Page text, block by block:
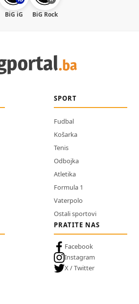
BiG iG BiG Rock
SPORT
Fudbal
Košarka
Tenis
Odbojka
Atletika
Formula 1
Vaterpolo
Ostali sportovi
PRATITE NAS
Facebook
Instagram
X / Twitter